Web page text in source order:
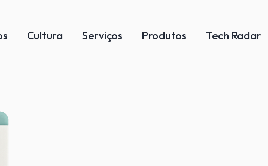
Cultura Serviços Produtos Tech Radar